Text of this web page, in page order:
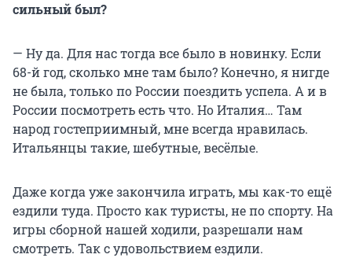
сильный был?
— Ну да. Для нас тогда все было в новинку. Если
68-й год, сколько мне там было? Конечно, я нигде
не была, только по России поездить успела. А и в
России посмотреть есть что. Но Италия… Там
народ гостеприимный, мне всегда нравилась.
Итальянцы такие, шебутные, весёлые.
Даже когда уже закончила играть, мы как-то ещё
ездили туда. Просто как туристы, не по спорту. На
игры сборной нашей ходили, разрешали нам
смотреть. Так с удовольствием ездили.